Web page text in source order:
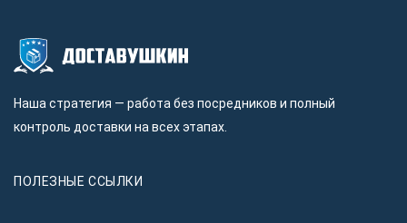
Наша стратегия — работа без посредников и полный
контроль доставки на всех этапах.
ПОЛЕЗНЫЕ ССЫЛКИ